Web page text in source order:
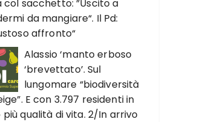
col sacchetto: ”Uscito a
da mangiare“. Il Pd:
affronto“
Alassio ‘manto erboso
‘brevettato’. Sul
lungomare “biodiversità
E con 3.797 residenti in
più qualità di vita. 2/In arrivo